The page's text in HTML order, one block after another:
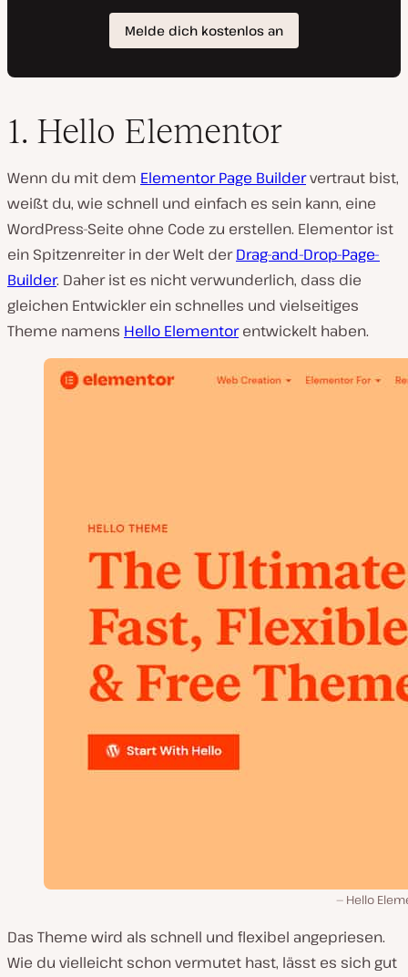
1. Hello Elementor
Wenn du mit dem Elementor Page Buildervertraut bist,
weißt du, wie schnell und einfach es sein kann, eine
WordPress-Seite ohne Code zu erstellen. Elementor ist
ein Spitzenreiter in der Welt derDrag-and-Drop-Page-
Builder. Daher ist es nicht verwunderlich, dass die
gleichen Entwickler ein schnelles und vielseitiges
Theme namens Hello Elementorentwickelt haben.
Hello
Das Theme wird als schnell und flexibel angepriesen.
Wie du vielleicht schon vermutet hast, lässt es sich gut